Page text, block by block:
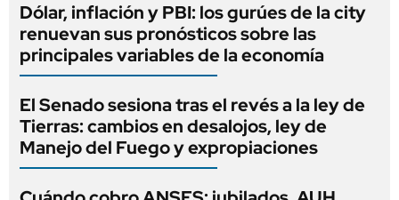
Dólar, inflación y PBI: los gurúes de la city
renuevan sus pronósticos sobre las
principales variables de la economía
El Senado sesiona tras el revés a la ley de
Tierras: cambios en desalojos, ley de
Manejo del Fuego y expropiaciones